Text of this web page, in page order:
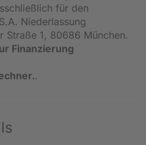
für den
Niederlassung
Straße 1, 80686 München.
Finanzierung
.